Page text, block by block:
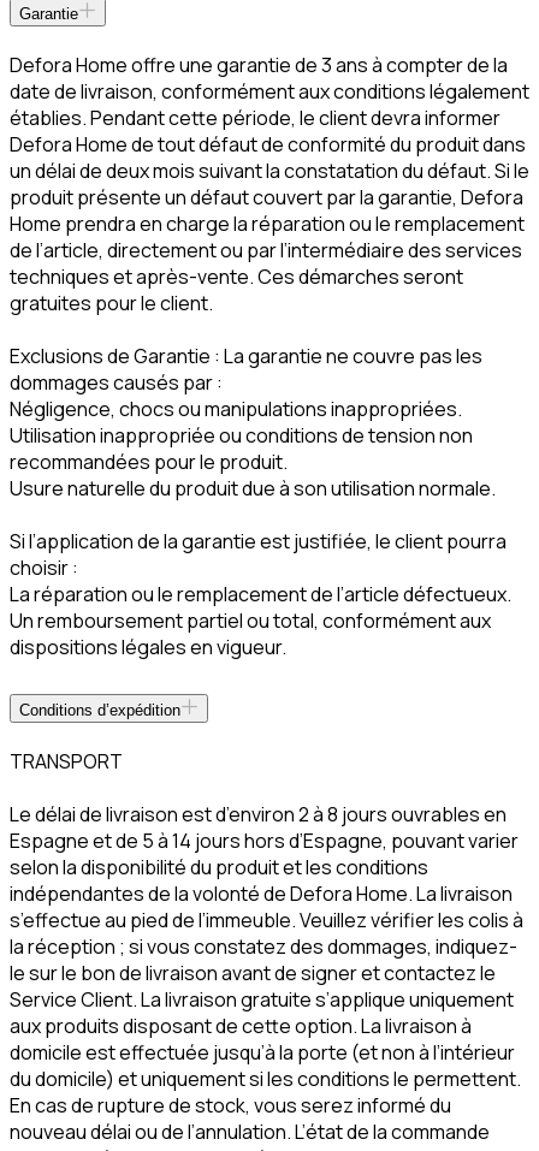
Garantie
Defora Home offre une garantie de 3 ans à compter de la
date de livraison, conformément aux conditions légalement
établies. Pendant cette période, le client devra informer
Defora Home de tout défaut de conformité du produit dans
un délai de deux mois suivant la constatation du défaut. Si le
produit présente un défaut couvert par la garantie, Defora
Home prendra en charge la réparation ou le remplacement
de l’article, directement ou par l’intermédiaire des services
techniques et après-vente. Ces démarches seront
gratuites pour le client.
Exclusions de Garantie : La garantie ne couvre pas les
dommages causés par :
Négligence, chocs ou manipulations inappropriées.
Utilisation inappropriée ou conditions de tension non
recommandées pour le produit.
Usure naturelle du produit due à son utilisation normale.
Si l’application de la garantie est justifiée, le client pourra
choisir :
La réparation ou le remplacement de l’article défectueux.
Un remboursement partiel ou total, conformément aux
dispositions légales en vigueur.
Conditions d’expédition
TRANSPORT
Le délai de livraison est d’environ 2 à 8 jours ouvrables en
Espagne et de 5 à 14 jours hors d’Espagne, pouvant varier
selon la disponibilité du produit et les conditions
indépendantes de la volonté de Defora Home. La livraison
s’effectue au pied de l’immeuble. Veuillez vérifier les colis à
la réception ; si vous constatez des dommages, indiquez-
le sur le bon de livraison avant de signer et contactez le
Service Client. La livraison gratuite s’applique uniquement
aux produits disposant de cette option. La livraison à
domicile est effectuée jusqu’à la porte (et non à l’intérieur
du domicile) et uniquement si les conditions le permettent.
En cas de rupture de stock, vous serez informé du
nouveau délai ou de l’annulation. L’état de la commande